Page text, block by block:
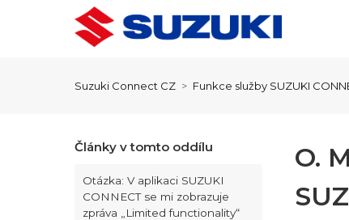
Suzuki Connect CZ Funkce služby SUZUKI
Články v tomto oddílu
Otázka: V aplikaci SUZUKI
CONNECT se mi zobrazuje
zpráva „Limited functionality“
O.